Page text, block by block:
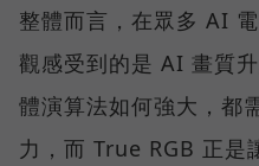
整體而言，在眾多 AI
觀感受到的是 AI 畫質
體演算法如何強大，都
力，而 True RGB 正是